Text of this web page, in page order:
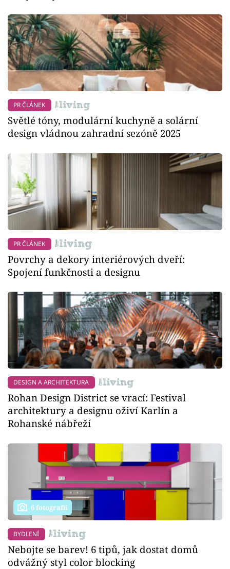
PR ČLÁNEK
Světlé tóny, modulární kuchyně a solární
design vládnou zahradní sezóně 2025
PR ČLÁNEK
Povrchy a dekory interiérových dveří:
Spojení funkčnosti a designu
DESIGN A ARCHITEKTURA
Rohan Design District se vrací: Festival
architektury a designu oživí Karlín a
Rohanské nábřeží
6 fotografií
BYDLENÍ
Nebojte se barev! 6 tipů, jak dostat domů
odvážný styl color blocking